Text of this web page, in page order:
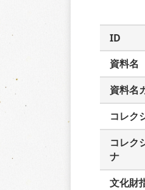
ID
資料名
資料名
コレク
コレク
ナ
文化財